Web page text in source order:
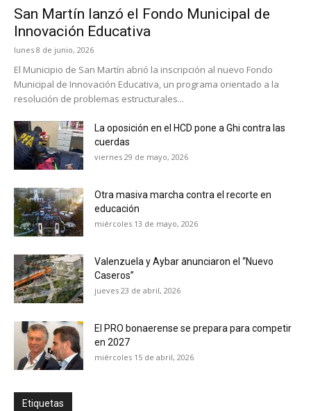
San Martín lanzó el Fondo Municipal de
Innovación Educativa
lunes 8 de junio, 2026
El Municipio de San Martín abrió la inscripción al nuevo Fondo
Municipal de Innovación Educativa, un programa orientado a la
resolución de problemas estructurales...
La oposición en el HCD pone a Ghi contra las
cuerdas
viernes 29 de mayo, 2026
Otra masiva marcha contra el recorte en
educación
miércoles 13 de mayo, 2026
Valenzuela y Aybar anunciaron el “Nuevo
Caseros”
jueves 23 de abril, 2026
El PRO bonaerense se prepara para competir
en 2027
miércoles 15 de abril, 2026
Etiquetas